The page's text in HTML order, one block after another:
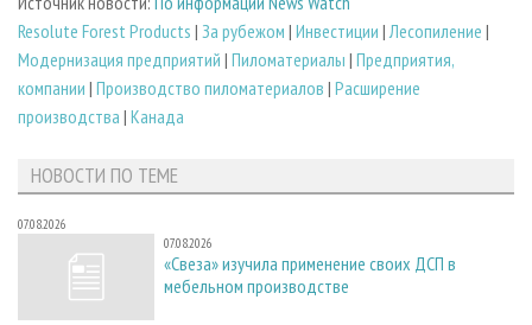
Resolute Forest Products | За рубежом | Инвестиции | Лесопиление |
Модернизация предприятий | Пиломатериалы | Предприятия,
компании | Производство пиломатериалов | Расширение
производства | Канада
НОВОСТИ ПО ТЕМЕ
07.08.2026
07.08.2026
«Свеза» изучила применение своих ДСП в
мебельном производстве